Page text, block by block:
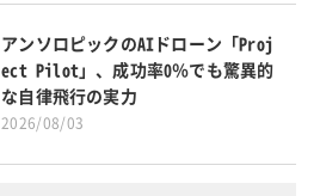
アンソロピックのAIドローン「Proj
ect Pilot」、成功率0％でも驚異的
な自律飛行の実力
2026/08/03